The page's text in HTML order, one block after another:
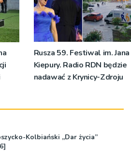
Rusza 59. Festiwal im. Jana
Kiepury. Radio RDN będzie
nadawać z Krynicy-Zdroju
Kolbiański „Dar życia”